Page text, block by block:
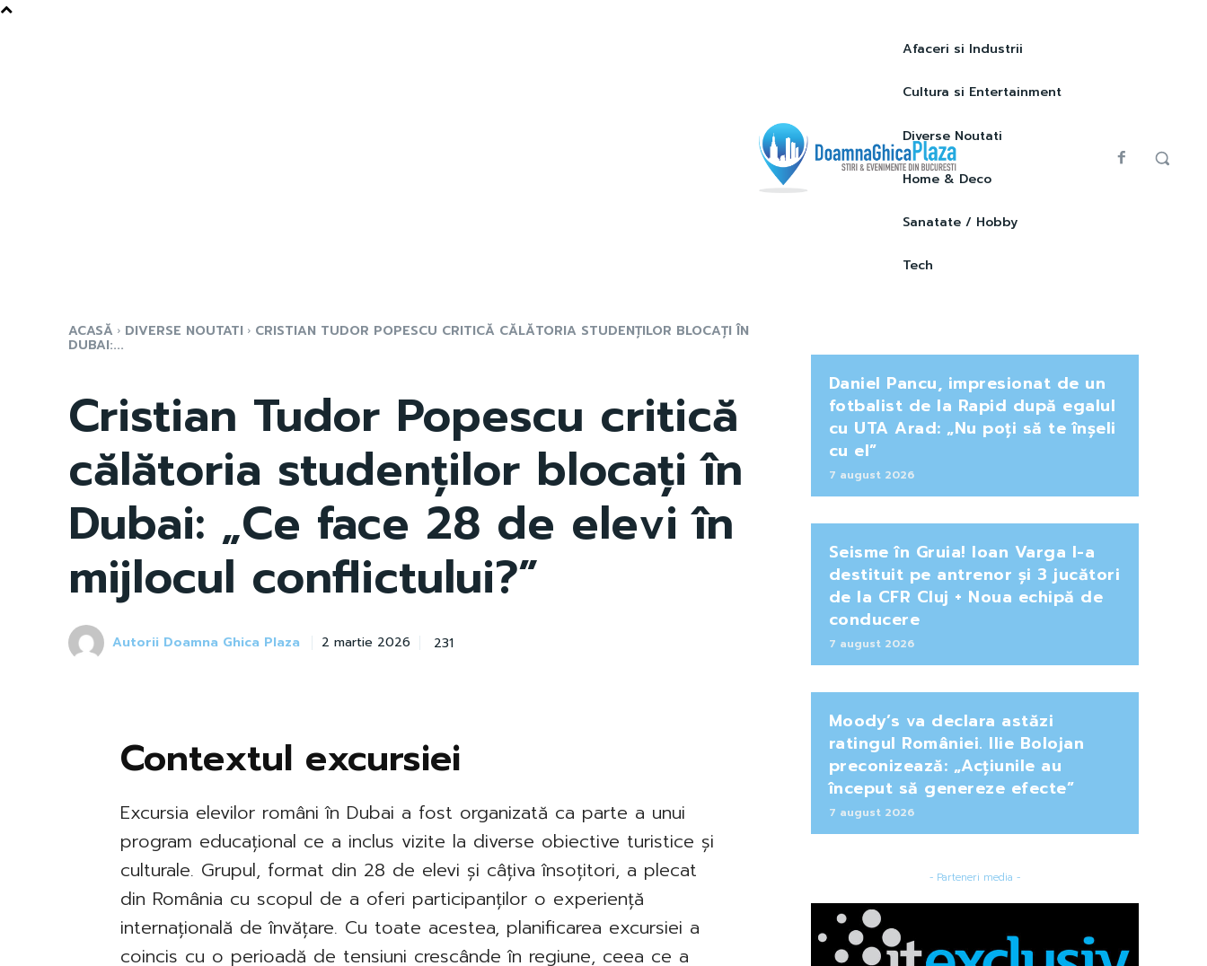
Afaceri si Industrii
Cultura si Entertainment
Diverse Noutati
Home & Deco
Sanatate / Hobby
Tech
ACASĂ DIVERSE NOUTATI CRISTIAN TUDOR POPESCU CRITICĂ CĂLĂTORIA STUDENȚILOR BLOCAȚI ÎN
DUBAI:...
Cristian Tudor Popescu critică
călătoria studenților blocați în
Dubai: „Ce face 28 de elevi în
mijlocul conflictului?”
Autorii Doamna Ghica Plaza 2 martie 2026 231
Contextul excursiei
Excursia elevilor români în Dubai a fost organizată ca parte a unui
program educațional ce a inclus vizite la diverse obiective turistice și
culturale. Grupul, format din 28 de elevi și câțiva însoțitori, a plecat
din România cu scopul de a oferi participanților o experiență
internațională de învățare. Cu toate acestea, planificarea excursiei a
coincis cu o perioadă de tensiuni crescânde în regiune, ceea ce a
Daniel Pancu, impresionat de un
fotbalist de la Rapid după egalul
cu UTA Arad: „Nu poți să te înșeli
cu el”
7 august 2026
Seisme în Gruia! Ioan Varga l-a
destituit pe antrenor și 3 jucători
de la CFR Cluj + Noua echipă de
conducere
7 august 2026
Moody’s va declara astăzi
ratingul României. Ilie Bolojan
preconizează: „Acțiunile au
început să genereze efecte”
7 august 2026
- Parteneri media -